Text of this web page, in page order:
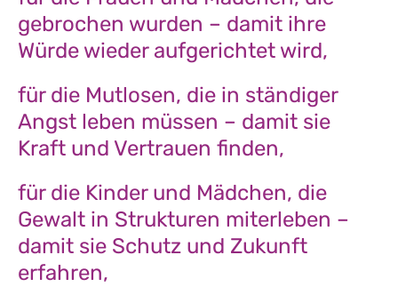
gebrochen wurden – damit ihre
Würde wieder aufgerichtet wird,
für die Mutlosen, die in ständiger
Angst leben müssen – damit sie
Kraft und Vertrauen finden,
für die Kinder und Mädchen, die
Gewalt in Strukturen miterleben –
damit sie Schutz und Zukunft
erfahren,